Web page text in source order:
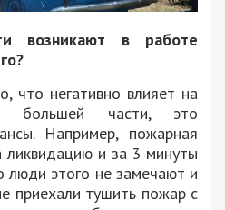
возникают в работе
что негативно влияет на
большей части, это
Например, пожарная
и за 3 минуты
люди этого не замечают и
приехали тушить пожар с